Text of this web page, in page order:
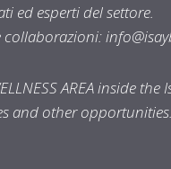
ed esperti del settore.
collaborazioni:
AREA inside the
and other